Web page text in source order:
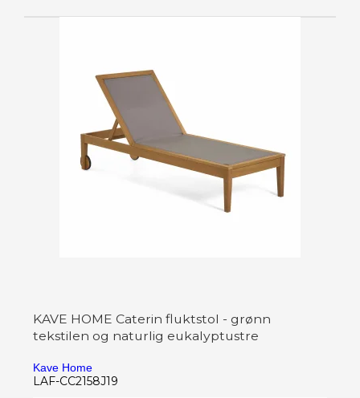
KAVE HOME Caterin fluktstol - grønn
tekstilen og naturlig eukalyptustre
Kave Home
LAF-CC2158J19